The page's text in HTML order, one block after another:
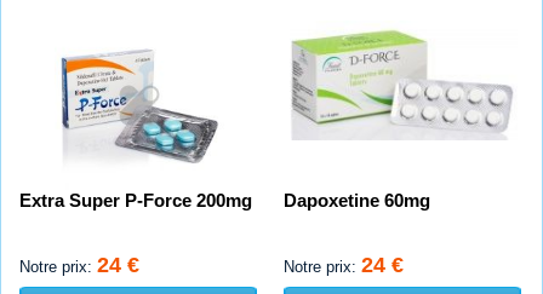
Extra Super P-Force 200mg
Notre prix: 24 €
Dapoxetine 60mg
Notre prix: 24 €